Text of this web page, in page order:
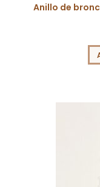
Anillo de